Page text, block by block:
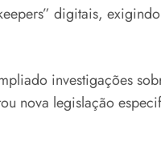
digitais,
investigações
nova legislação